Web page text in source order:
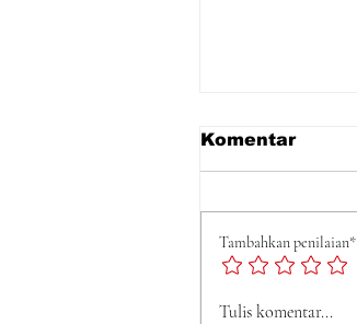
Komentar
Tambahkan penilaian*
Tulis komentar...